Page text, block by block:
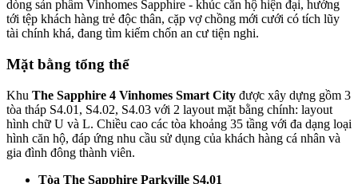
dòng sản phẩm Vinhomes Sapphire - khúc căn hộ hiện đại, hướng
tới tệp khách hàng trẻ độc thân, cặp vợ chồng mới cưới có tích lũy
tài chính khá, đang tìm kiếm chốn an cư tiện nghi.
Mặt bằng tổng thể
Khu The Sapphire 4 Vinhomes Smart City được xây dựng gồm 3
tòa tháp S4.01, S4.02, S4.03 với 2 layout mặt bằng chính: layout
hình chữ U và L. Chiều cao các tòa khoảng 35 tầng với đa dạng loại
hình căn hộ, đáp ứng nhu cầu sử dụng của khách hàng cá nhân và
gia đình đông thành viên.
Tòa The Sapphire Parkville S4.01